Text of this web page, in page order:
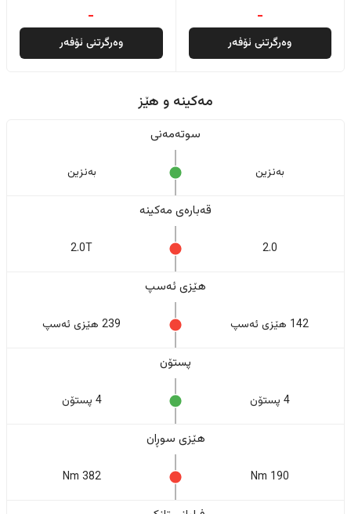
-
وەرگرتنی ئۆفەر
-
وەرگرتنی ئۆفەر
مەکینە و هێز
سوتەمەنی
بەنزین بەنزین
قەبارەی مەکینە
2.0
2.0T
هێزی ئەسپ
142 هێزی ئەسپ 239 هێزی ئەسپ
پستۆن
4 پستۆن 4 پستۆن
هێزی سوڕان
190 Nm
382 Nm